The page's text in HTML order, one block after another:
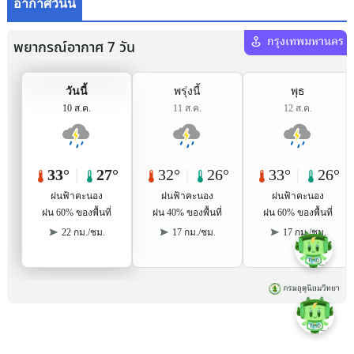
อากาศวันนี้